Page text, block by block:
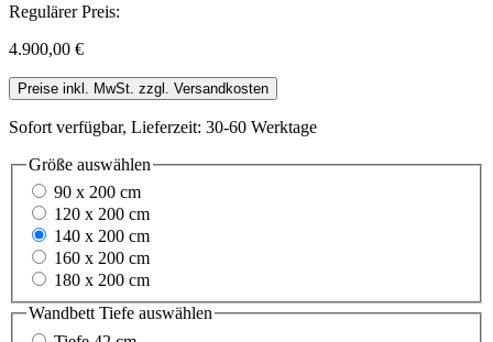
Regulärer Preis:
4.900,00 €
Preise inkl. MwSt. zzgl. Versandkosten
Sofort verfügbar, Lieferzeit: 30-60 Werktage
Größe auswählen
90 x 200 cm
120 x 200 cm
140 x 200 cm
160 x 200 cm
180 x 200 cm
Wandbett Tiefe auswählen